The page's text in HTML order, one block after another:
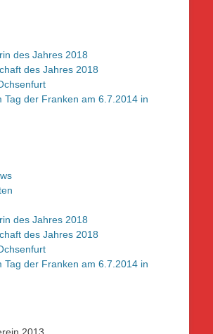
des Jahres 2018
des Jahres 2018
Tag der Franken am 6.7.2014 in
des Jahres 2018
des Jahres 2018
Tag der Franken am 6.7.2014 in